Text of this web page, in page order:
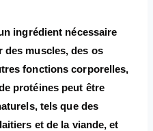
ingrédient nécessaire
des muscles, des os
fonctions corporelles,
protéines peut être
tels que des
et de la viande, et